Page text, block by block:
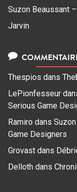
Suzon Beaussant
Jarvin
Thespios dans
LePionfesseur
Serious Game
Ramiro dans
Game Designers
Grovast dans
Delloth dans